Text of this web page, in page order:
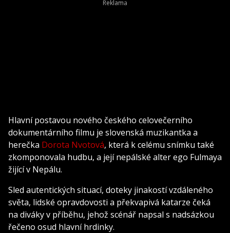
Hlavní postavou nového českého celovečerního
dokumentárního filmu je slovenská muzikantka a
herečka Dorota Nvotová, která k celému snímku také
zkomponovala hudbu, a její nepálské alter ego Fulmaya
žijící v Nepálu.
Sled autentických situací, doteky jinakostí vzdáleného
světa, lidské opravdovosti a překvapivá katarze čeká
na diváky v příběhu, jehož scénář napsal s nadsázkou
řečeno osud hlavní hrdinky.